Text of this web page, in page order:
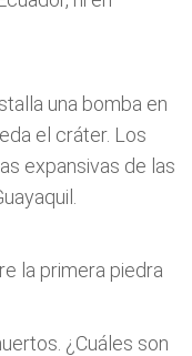
una bomba en
el cráter. Los
expansivas de las
la primera piedra
¿Cuáles son